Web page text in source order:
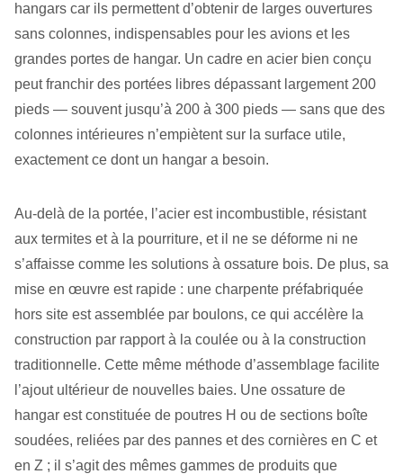
hangars car ils permettent d’obtenir de larges ouvertures
sans colonnes, indispensables pour les avions et les
grandes portes de hangar. Un cadre en acier bien conçu
peut franchir des portées libres dépassant largement 200
pieds — souvent jusqu’à 200 à 300 pieds — sans que des
colonnes intérieures n’empiètent sur la surface utile,
exactement ce dont un hangar a besoin.
Au-delà de la portée, l’acier est incombustible, résistant
aux termites et à la pourriture, et il ne se déforme ni ne
s’affaisse comme les solutions à ossature bois. De plus, sa
mise en œuvre est rapide : une charpente préfabriquée
hors site est assemblée par boulons, ce qui accélère la
construction par rapport à la coulée ou à la construction
traditionnelle. Cette même méthode d’assemblage facilite
l’ajout ultérieur de nouvelles baies. Une ossature de
hangar est constituée de poutres H ou de sections boîte
soudées, reliées par des pannes et des cornières en C et
en Z ; il s’agit des mêmes gammes de produits que